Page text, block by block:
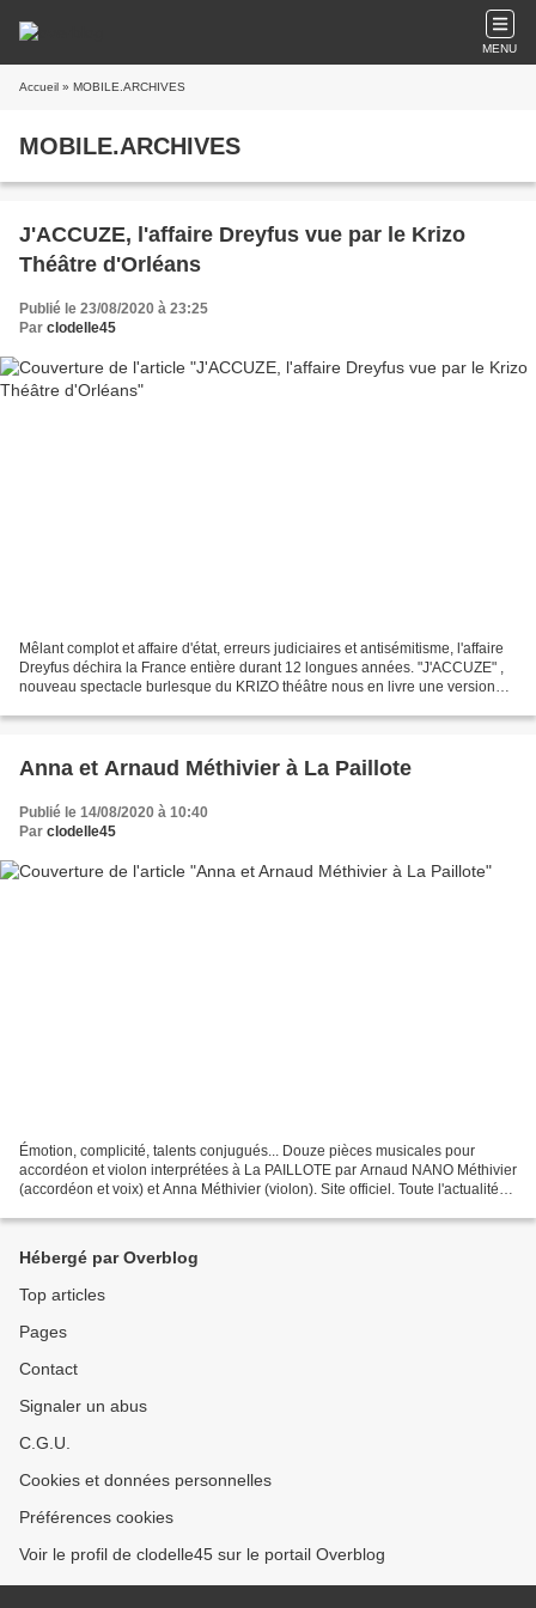
MENU
Accueil » MOBILE.ARCHIVES
MOBILE.ARCHIVES
J'ACCUZE, l'affaire Dreyfus vue par le Krizo
Théâtre d'Orléans
Publié le 23/08/2020 à 23:25
Par clodelle45
Mêlant complot et affaire d'état, erreurs judiciaires et antisémitisme, l'affaire
Dreyfus déchira la France entière durant 12 longues années. "J'ACCUZE" ,
nouveau spectacle burlesque du KRIZO théâtre nous en livre une version
Anna et Arnaud Méthivier à La Paillote
Publié le 14/08/2020 à 10:40
Par clodelle45
Émotion, complicité, talents conjugués... Douze pièces musicales pour
accordéon et violon interprétées à La PAILLOTE par Arnaud NANO Méthivier
(accordéon et voix) et Anna Méthivier (violon). Site officiel. Toute l'actualité
Hébergé par Overblog
Top articles
Pages
Contact
Signaler un abus
C.G.U.
Cookies et données personnelles
Préférences cookies
Voir le profil de clodelle45 sur le portail Overblog